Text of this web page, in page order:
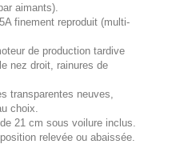
aimants).
finement reproduit (multi-
de production tardive
nez droit, rainures de
transparentes neuves,
choix.
21 cm sous voilure inclus.
relevée ou abaissée.